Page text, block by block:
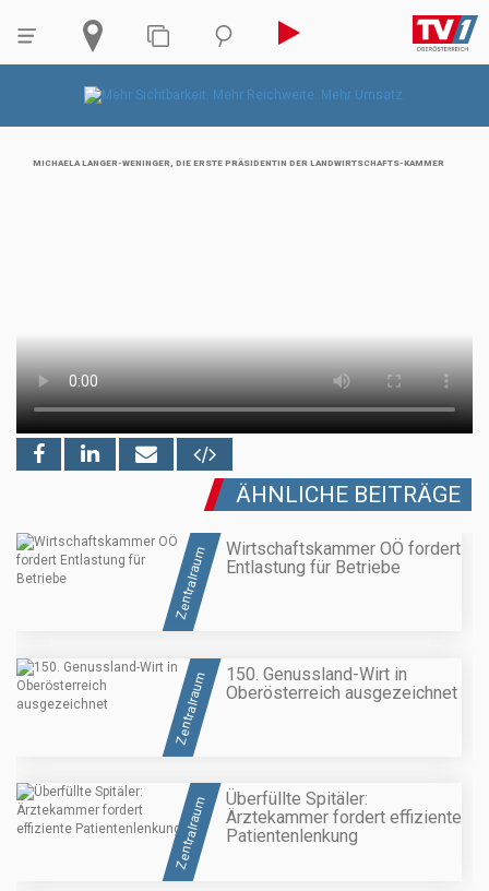
MICHAELA LANGER-WENINGER, DIE ERSTE PRÄSIDENTIN DER LANDWIRTSCHAFTS-KAMMER
ÄHNLICHE BEITRÄGE
Zentralraum
Wirtschaftskammer OÖ fordert
Entlastung für Betriebe
Zentralraum
150. Genussland-Wirt in
Oberösterreich ausgezeichnet
Zentralraum
Überfüllte Spitäler:
Ärztekammer fordert effiziente
Patientenlenkung